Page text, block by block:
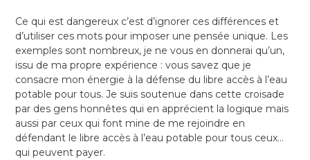
Ce qui est dangereux c’est d’ignorer ces différences et
d’utiliser ces mots pour imposer une pensée unique. Les
exemples sont nombreux, je ne vous en donnerai qu’un,
issu de ma propre expérience : vous savez que je
consacre mon énergie à la défense du libre accès à l’eau
potable pour tous. Je suis soutenue dans cette croisade
par des gens honnêtes qui en apprécient la logique mais
aussi par ceux qui font mine de me rejoindre en
défendant le libre accès à l’eau potable pour tous ceux…
qui peuvent payer.